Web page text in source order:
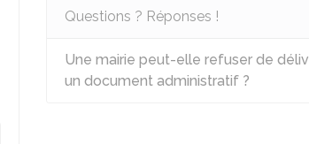
Questions ? Réponses !
Une mairie peut-elle refuser de
un document administratif ?